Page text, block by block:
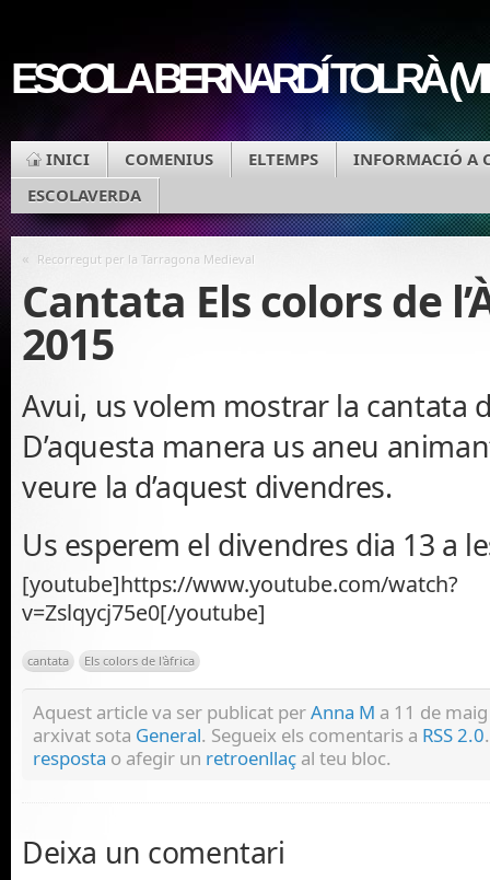
ESCOLA BERNARDÍ TOLRÀ
INICI COMENIUS ELTEMPS
INFORMACIÓ A
ESCOLAVERDA
« Recorregut per la Tarragona Medieval
Cantata Els colors de
2015
Avui, us volem mostrar la cantata
D’aquesta manera us aneu
veure la d’aquest divendres.
Us esperem el divendres dia 13 a
[youtube]https://www.youtube.com/watch?
v=Zslqycj75e0[/youtube]
cantata Els colors de l'àfrica
Aquest article va ser publicat perAnna M a 11 de
arxivat sota General. Segueix els comentaris a RSS 2.0
resposta o afegir un retroenllaç al teu bloc.
Deixa un comentari